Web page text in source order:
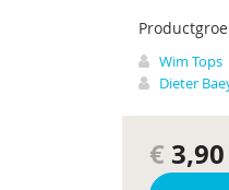
Wim Tops
Dieter
€ 3,90